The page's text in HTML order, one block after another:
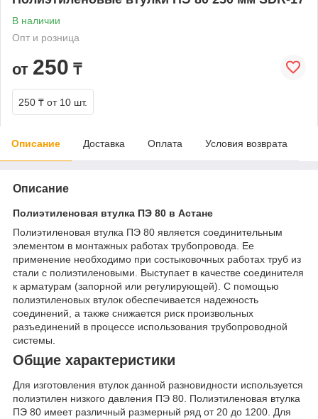
В наличии
Опт и розница
от 250 ₸
250 ₸ от 10 шт.
Описание Доставка Оплата Условия возврата
Описание
Полиэтиленовая втулка ПЭ 80 в Астане
Полиэтиленовая втулка ПЭ 80 является соединительным
элементом в монтажных работах трубопровода. Ее
применение необходимо при состыковочных работах труб из
стали с полиэтиленовыми. Выступает в качестве соединителя
к арматурам (запорной или регулирующей). С помощью
полиэтиленовых втулок обеспечивается надежность
соединений, а также снижается риск произвольных
разъединений в процессе использования трубопроводной
системы.
Общие характеристики
Для изготовления втулок данной разновидности используется
полиэтилен низкого давления ПЭ 80. Полиэтиленовая втулка
ПЭ 80 имеет различный размерный ряд от 20 до 1200. Для